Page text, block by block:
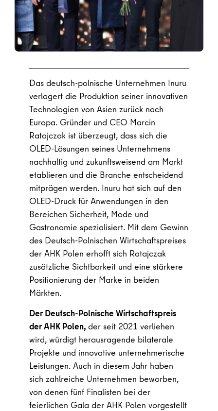
Das deutsch-polnische Unternehmen Inuru
verlagert die Produktion seiner innovativen
Technologien von Asien zurück nach
Europa. Gründer und CEO Marcin
Ratajczak ist überzeugt, dass sich die
OLED-Lösungen seines Unternehmens
nachhaltig und zukunftsweisend am Markt
etablieren und die Branche entscheidend
mitprägen werden. Inuru hat sich auf den
OLED-Druck für Anwendungen in den
Bereichen Sicherheit, Mode und
Gastronomie spezialisiert. Mit dem Gewinn
des Deutsch-Polnischen Wirtschaftspreises
der AHK Polen erhofft sich Ratajczak
zusätzliche Sichtbarkeit und eine stärkere
Positionierung der Marke in beiden
Märkten.
Der Deutsch-Polnische Wirtschaftspreis
der AHK Polen, der seit 2021 verliehen
wird, würdigt herausragende bilaterale
Projekte und innovative unternehmerische
Leistungen. Auch in diesem Jahr haben
sich zahlreiche Unternehmen beworben,
von denen fünf Finalisten bei der
feierlichen Gala der AHK Polen vorgestellt